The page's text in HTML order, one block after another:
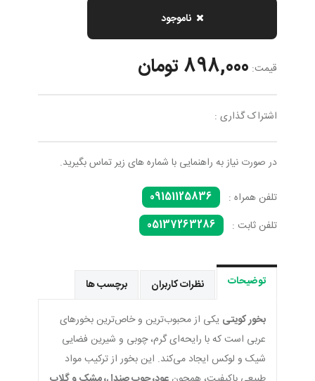
ناموجود
قیمت: 898,000 تومان
اشتراک گذاری :
در صورت نیاز به راهنمایی با شماره های زیر تماس بگیرید.
تلفن همراه :
09151125836
تلفن ثابت :
05137263286
توضیحات نظرات کاربران برچسب ها
بخور کویتی یکی از محبوب‌ترین و خاص‌ترین بخورهای
عربی است که با رایحه‌ای گرم، چوبی و شیرین فضایی
شیک و لوکس ایجاد می‌کند. این بخور از ترکیب مواد